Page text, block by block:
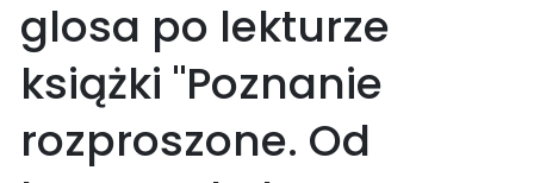
glosa po lekturze
książki "Poznanie
rozproszone. Od